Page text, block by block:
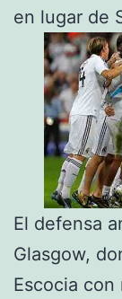
en lugar de
El defensa
Glasgow,
Escocia